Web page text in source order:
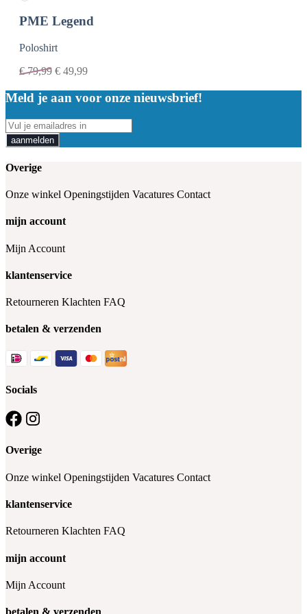
PME Legend
Poloshirt
€79,99 € 49,99
Meld je aan voor onze nieuwsbrief!
aanmelden
Overige
Onze winkel Openingstijden Vacatures Contact
mijn account
Mijn Account
klantenservice
Retourneren Klachten FAQ
betalen & verzenden
Socials
Overige
Onze winkel Openingstijden Vacatures Contact
klantenservice
Retourneren Klachten FAQ
mijn account
Mijn Account
betalen & verzenden